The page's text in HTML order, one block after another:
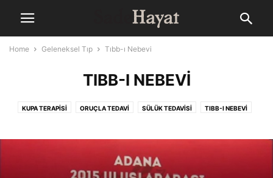
Home Geleneksel Tıp Tıbb-ı Nebevi
TIBB-I NEBEVI
KUPA TERAPISI ORUÇLA TEDAVI SÜLÜK TEDAVISI TIBB-I NEBEVI